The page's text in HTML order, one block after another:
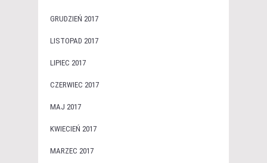
GRUDZIEŃ 2017
LISTOPAD 2017
LIPIEC 2017
CZERWIEC 2017
MAJ 2017
KWIECIEŃ 2017
MARZEC 2017